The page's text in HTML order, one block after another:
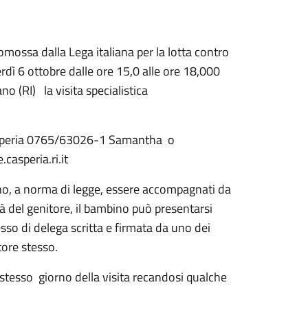
dalla Lega italiana per la lotta contro
6 ottobre dalle ore 15,0 alle ore 18,000
(RI) la visita specialistica
0765/63026-1 Samantha o
a norma di legge, essere accompagnati da
genitore, il bambino può presentarsi
di delega scritta e firmata da uno dei
stesso.
giorno della visita recandosi qualche